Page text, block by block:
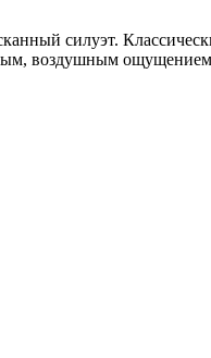
силуэт.
воздушным